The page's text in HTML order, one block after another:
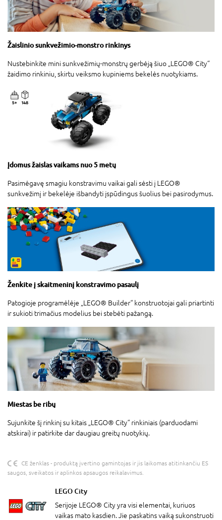
Žaislinio sunkvežimio-monstro rinkinys
Nustebinkite mini sunkvežimių-monstrų gerbėją šiuo „LEGO® City“
žaidimo rinkiniu, skirtu veiksmo kupiniems bekelės nuotykiams.
Įdomus žaislas vaikams nuo 5 metų
Pasimėgavę smagiu konstravimu vaikai gali sėsti į LEGO®
sunkvežimį ir bekelėje išbandyti įspūdingus šuolius bei pasirodymus.
Ženkite į skaitmeninį konstravimo pasaulį
Patogioje programėlėje „LEGO® Builder“ konstruotojai gali priartinti
ir sukioti trimačius modelius bei stebėti pažangą.
Miestas be ribų
Sujunkite šį rinkinį su kitais „LEGO® City“ rinkiniais (parduodami
atskirai) ir patirkite dar daugiau greitų nuotykių.
CE ženklas - produktą įvertino gamintojas ir jis laikomas atitinkančiu ES
saugos, sveikatos ir aplinkos apsaugos reikalavimus.
LEGO City
Serijoje LEGO® City yra visi elementai, kuriuos
vaikas mato kasdien. Jie paskatins vaiką sukonstruoti